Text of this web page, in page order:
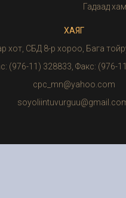
Гадаад
ХАЯГ
хот, СБД 8-р хороо, Бага
(976-11) 328833, Факс: (976-
cpc_mn@yahoo.com